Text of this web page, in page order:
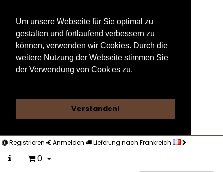
Um unsere Webseite für Sie optimal zu
gestalten und fortlaufend verbessern zu
können, verwenden wir Cookies. Durch die
weitere Nutzung der Webseite stimmen Sie
der Verwendung von Cookies zu.
Verstanden!
Registrieren Anmelden Lieferung nach Frankreich
0